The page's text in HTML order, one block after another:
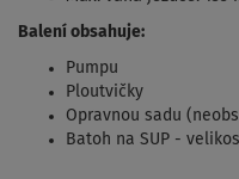
Balení obsahuje:
Pumpu
Ploutvičky
Opravnou sadu
Batoh na SUP - v